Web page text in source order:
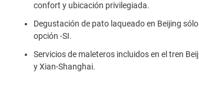
confort y ubicación privilegiada.
Degustación de pato laqueado en Beijing sólo
opción -SI.
Servicios de maleteros incluidos en el tren
y Xian-Shanghai.